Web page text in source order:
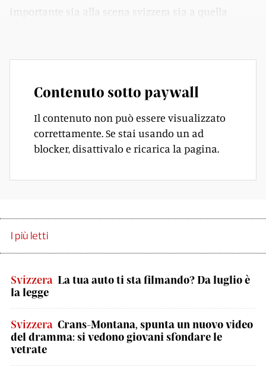
importante sia alla scena svizzera sia a quella
Contenuto sotto paywall
Il contenuto non può essere visualizzato
correttamente. Se stai usando un ad
blocker, disattivalo e ricarica la pagina.
I più letti
Svizzera La tua auto ti sta filmando? Da luglio è
la legge
Svizzera Crans-Montana, spunta un nuovo video
del dramma: si vedono giovani sfondare le
vetrate